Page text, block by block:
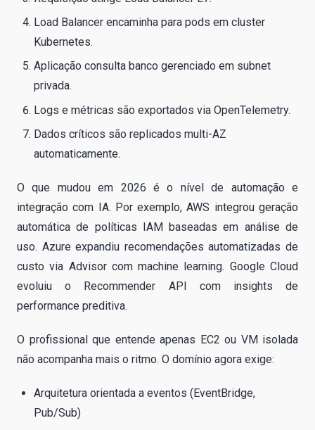
Load Balancer encaminha para pods em cluster
Kubernetes.
Aplicação consulta banco gerenciado em subnet
privada.
Logs e métricas são exportados via OpenTelemetry.
Dados críticos são replicados multi-AZ
automaticamente.
O que mudou em 2026 é o nível de automação e
integração com IA. Por exemplo, AWS integrou geração
automática de políticas IAM baseadas em análise de
uso. Azure expandiu recomendações automatizadas de
custo via Advisor com machine learning. Google Cloud
evoluiu o Recommender API com insights de
performance preditiva.
O profissional que entende apenas EC2 ou VM isolada
não acompanha mais o ritmo. O domínio agora exige:
Arquitetura orientada a eventos (EventBridge,
Pub/Sub)